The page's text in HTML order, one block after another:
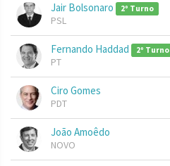
Jair Bolsonaro 2º Turno
PSL
Fernando Haddad 2º Turno
PT
Ciro Gomes
PDT
João Amoêdo
NOVO